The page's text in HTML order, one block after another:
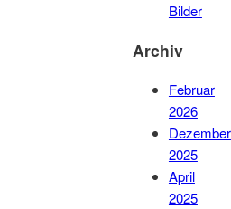
Bilder
Archiv
Februar
2026
Dezember
2025
April
2025